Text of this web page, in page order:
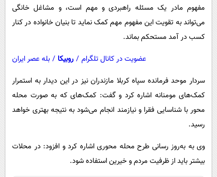
مفهوم مادر یک مسئله راهبردی و مهم است، و مشاغل خانگی
می‌تواند به تقویت این مفهوم مهم کمک نماید تا بنیان خانواده در کنار
کسب در آمد مستحکم بماند.
عضویت در کانال تلگرام / روبیکا / بله عصر ایران
سردار موحد فرمانده سپاه کربلا مازندران نیز در این دیدار به استمرار
کمک‌های مومنانه اشاره کرد و گفت: کمک‌های که به صورت محله
محور با شناسایی فقرا و نیازمند انجام می‌شود به نتیجه بهتری خواهد
رسید.
وی به به‌روز رسانی طرح محله محوری اشاره کرد و افزود: در محلات
بیشتر باید از ظرفیت مردم و خیرین استفاده شود.